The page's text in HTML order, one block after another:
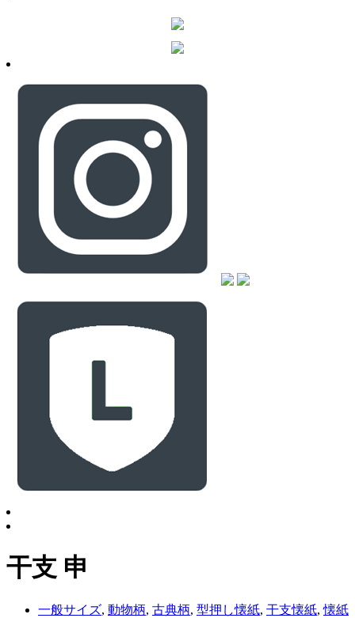
干支 申
一般サイズ, 動物柄, 古典柄, 型押し懐紙, 干支懐紙,懐紙